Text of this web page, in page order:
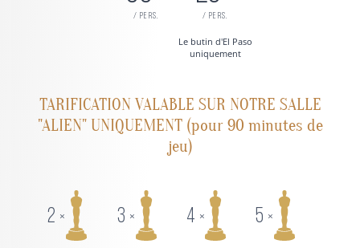
/ pers. / pers.
Le butin d'El Paso
uniquement
TARIFICATION VALABLE SUR NOTRE SALLE
"ALIEN" UNIQUEMENT (pour 90 minutes de
jeu)
2 × 3 × 4 × 5 ×